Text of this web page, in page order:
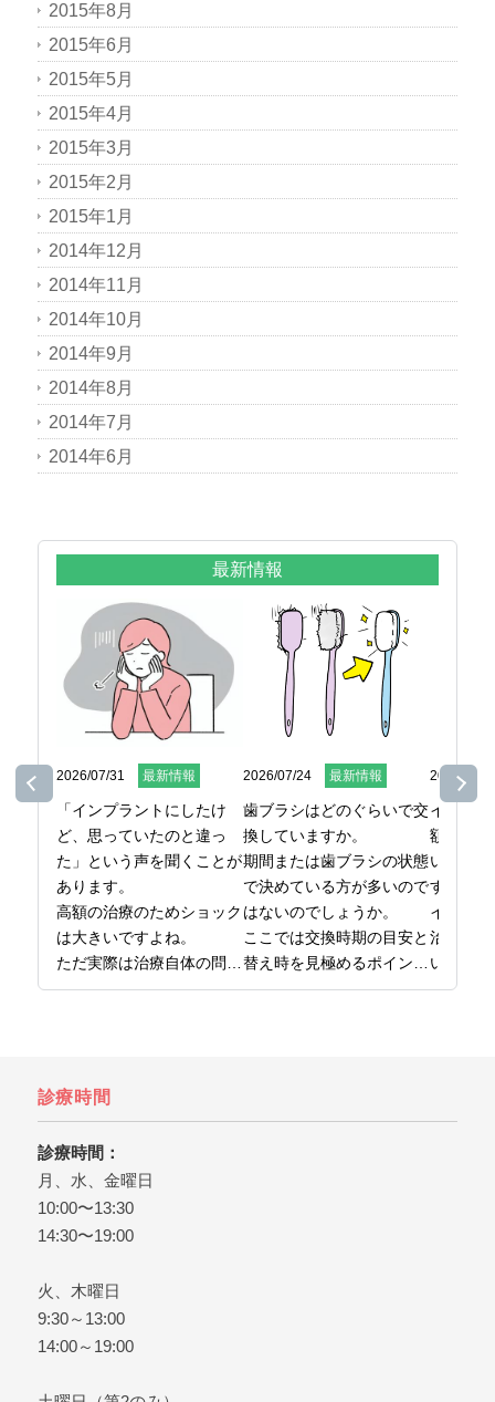
2015年8月
2015年6月
2015年5月
2015年4月
2015年3月
2015年2月
2015年1月
2014年12月
2014年11月
2014年10月
2014年9月
2014年8月
2014年7月
2014年6月
最新情報
2026/07/31 最新情報
「インプラントにしたけ
ど、思っていたのと違っ
た」という声を聞くことが
あります。
高額の治療のためショック
は大きいですよね。
ただ実際は治療自体の問題
というより、事前の確認、
知っておきたいことを解説
日本橋で歯医者をお探しな
ら、日本橋グリーン歯科ま
でどうぞ。
2026/07/24 最新情報
歯ブラシはどのぐらいで交
換していますか。
期間または歯ブラシの状態
で決めている方が多いので
はないのでしょうか。
ここでは交換時期の目安と
替え時を見極めるポイント
をまとめています。
2026/07/
インプ
額にな
いとい
す。
インプ
治療で
い理由
があり
診療時間
診療時間：
月、水、金曜日
10:00〜13:30
14:30〜19:00
火、木曜日
9:30～13:00
14:00～19:00